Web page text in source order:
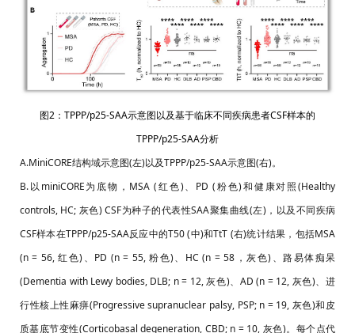
图2： TPPP/p25-SAA示意图以及基于临床不同疾病患者CSF样本的
TPPP/p25-SAA分析
A.MiniCORE结构域示意图(左)以及TPPP/p25-SAA示意图(右)。
B.以miniCORE为底物，MSA (红色)、PD (粉色)和健康对照(Healthy
controls, HC; 灰色) CSF为种子的代表性SAA聚集曲线(左)，以及不同疾病
CSF样本在TPPP/p25-SAA反应中的T50 (中)和TtT (右)统计结果，包括MSA
(n = 56, 红色)、PD (n = 55, 粉色)、HC (n = 58，灰色)、路易体痴呆
(Dementia with Lewy bodies, DLB; n = 12, 灰色)、AD (n = 12, 灰色)、进
行性核上性麻痹(Progressive supranuclear palsy, PSP; n = 19, 灰色)和皮
质基底节变性(Corticobasal degeneration, CBD; n = 10, 灰色)。每个点代